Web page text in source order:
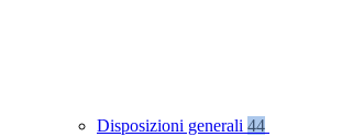
Disposizioni generali 44